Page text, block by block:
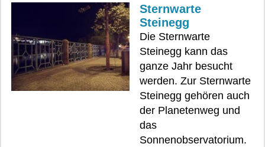
Sternwarte
Steinegg
Die Sternwarte
Steinegg kann das
ganze Jahr besucht
werden. Zur Sternwarte
Steinegg gehören auch
der Planetenweg und
das
Sonnenobservatorium.